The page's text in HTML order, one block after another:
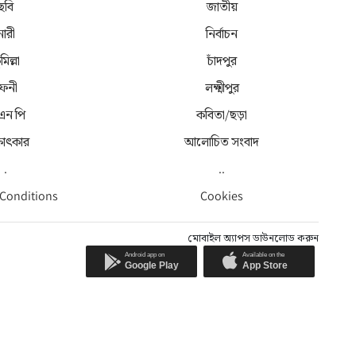
জাতীয়
নির্বাচন
চাঁদপুর
লক্ষ্মীপুর
পি
কবিতা/ছড়া
আলোচিত সংবাদ
.
..
Cookies
মোবাইল অ্যাপস ডাউনলোড করুন